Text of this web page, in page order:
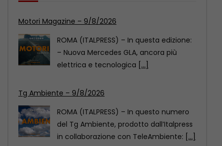
Tg Ambiente – 9/8/2026
ROMA (ITALPRESS) – In questo numero
del Tg Ambiente, prodotto dall’Italpress
in collaborazione con TeleAmbiente:
Xinjiang, giovani calciatori cinesi e statunitensi si
incontrano grazie a sport
Uno scambio calcistico giovanile tra
Cina e Stati Uniti si è svolto nel fine